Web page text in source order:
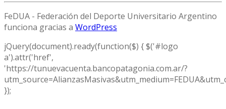
FeDUA - Federación del Deporte Universitario Argentino
funciona gracias a WordPress
jQuery(document).ready(function($) { $('#logo
a').attr('href',
'https://tunuevacuenta.bancopatagonia.com.ar/?
});